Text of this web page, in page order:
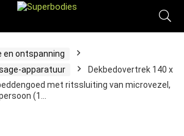
en ontspanning
apparatuur
Dekbedovertrek 140 x
met ritssluiting van microvezel,
(1…